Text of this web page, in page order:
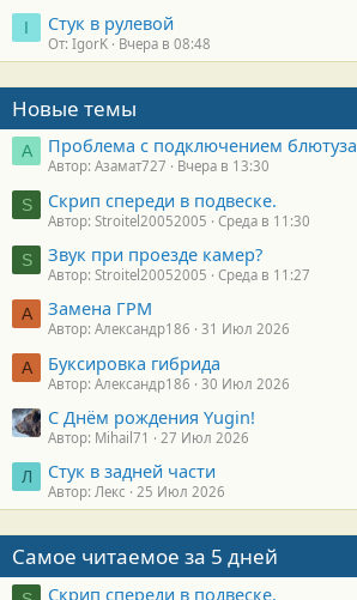
I Стук в рулевой
От: IgorK Вчера в 08:48
Новые темы
А Проблема с подключением блютуза
Автор: Азамат727 Вчера в 13:30
S Скрип спереди в подвеске.
Автор: Stroitel20052005 Среда в 11:30
S Звук при проезде камер?
Автор: Stroitel20052005 Среда в 11:27
А Замена ГРМ
Автор: Александр186 31 Июл 2026
А Буксировка гибрида
Автор: Александр186 30 Июл 2026
С Днём рождения Yugin!
Автор: Mihail71 27 Июл 2026
Л Стук в задней части
Автор: Лекс 25 Июл 2026
Самое читаемое за 5 дней
Скрип спереди в подвеске.